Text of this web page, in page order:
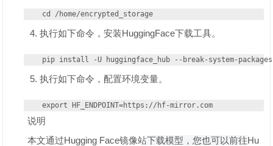
cd /home/encrypted_storage
执行如下命令，安装HuggingFace下载工具。
pip install -U huggingface_hub --break-system-packages
执行如下命令，配置环境变量。
export HF_ENDPOINT=https://hf-mirror.com
说明
本文通过Hugging Face镜像站下载模型，您也可以前往Hu